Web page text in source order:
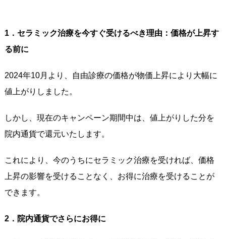
1．セラミック治療を今すぐ受けるべき理由：価格が上昇す
る前に
2024年10月より、自由診療の価格が物価上昇により大幅に
値上がりしました。
しかし、現在のキャンペーン期間中は、値上がりした分を
院内通貨で還元いたします。
これにより、今のうちにセラミック治療を受ければ、価格
上昇の影響を受けることなく、お得に治療を受けることが
できます。
2．院内通貨でさらにお得に